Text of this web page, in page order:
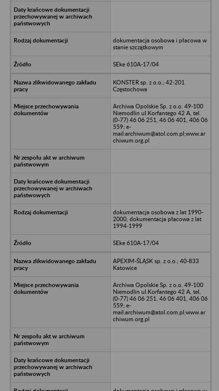
dokumentacja osobowa i płacowa w
stanie szczątkowym
SEke 610A-17/04
KONSTER sp. z o.o.; 42-201
Częstochowa
Archiwa Opolskie Sp. z o.o. 49-100
Niemodlin ul.Korfantego 42 A, tel.
(0-77) 46 06 251, 46 06 401, 406 06
559; e-
mail:archiwum@atol.com.pl;www.ar
chiwum.org.pl
dokumentacja osobowa z lat 1990-
2000, dokumentacja płacowa z lat
1994-1999
SEke 610A-17/04
APEXIM-ŚLĄSK sp. z o.o.; 40-833
Katowice
Archiwa Opolskie Sp. z o.o. 49-100
Niemodlin ul.Korfantego 42 A, tel.
(0-77) 46 06 251, 46 06 401, 406 06
559; e-
mail:archiwum@atol.com.pl;www.ar
chiwum.org.pl